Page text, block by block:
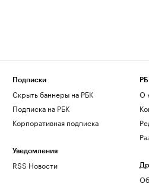
Подписки
Скрыть баннеры на РБК
Подписка на РБК
Корпоративная подписка
Уведомления
RSS Новости
О